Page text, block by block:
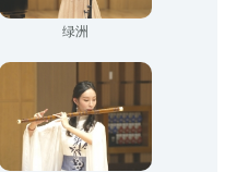
绿洲